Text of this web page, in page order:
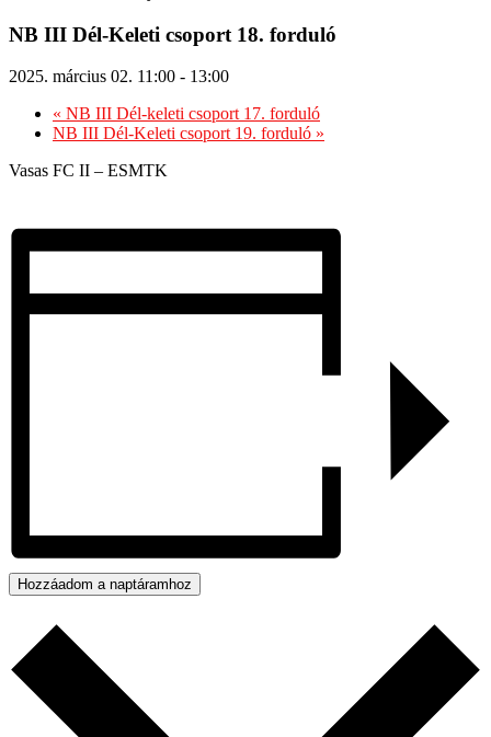
NB III Dél-Keleti csoport 18. forduló
2025. március 02. 11:00 - 13:00
« NB III Dél-keleti csoport 17. forduló
NB III Dél-Keleti csoport 19. forduló »
Vasas FC II – ESMTK
Hozzáadom a naptáramhoz